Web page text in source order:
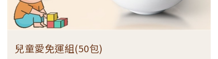
兒童愛免運組(50包)